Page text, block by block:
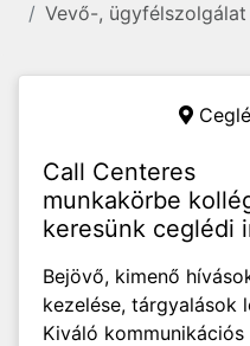
Vevő-, ügyfélszolgálat
Call Centeres
munkakörbe
keresünk ceglédi
Bejövő, kimenő
kezelése, tárgyalások
Kiváló